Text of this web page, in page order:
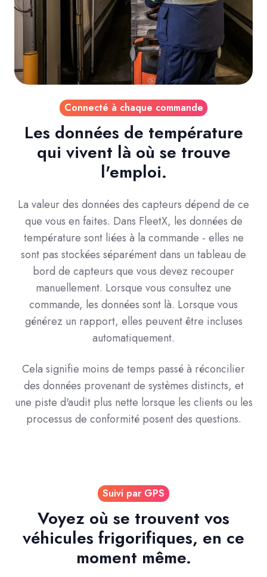
Connecté à chaque commande
Les données de température
qui vivent là où se trouve
l'emploi.
La valeur des données des capteurs dépend de ce
que vous en faites. Dans FleetX, les données de
température sont liées à la commande - elles ne
sont pas stockées séparément dans un tableau de
bord de capteurs que vous devez recouper
manuellement. Lorsque vous consultez une
commande, les données sont là. Lorsque vous
générez un rapport, elles peuvent être incluses
automatiquement.
Cela signifie moins de temps passé à réconcilier
des données provenant de systèmes distincts, et
une piste d'audit plus nette lorsque les clients ou les
processus de conformité posent des questions.
Suivi par GPS
Voyez où se trouvent vos
véhicules frigorifiques, en ce
moment même.